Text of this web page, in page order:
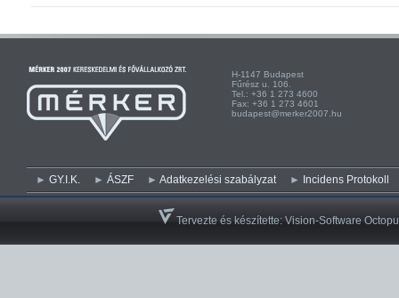
H-1147 Budapest H-
Fűrész u. 106.
Tel.: +36 1 273 4600
Fax: +36 1 273 4601
budapest@merker2007.hu
GY.I.K. ÁSZF Adatkezelési szabályzat Incidens Protokoll
Tervezte és készítette:Vision-Software